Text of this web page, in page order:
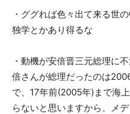
・ググれば色々出て来る世
独学とかあり得るな
・動機が安倍晋三元総理に
倍さんが総理だったのは
で、17年前(2005年)まで海
らないと思いますから、メ